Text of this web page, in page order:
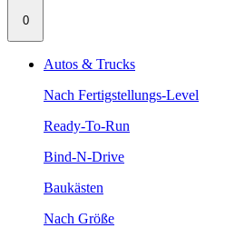
0
Autos & Trucks
Nach Fertigstellungs-Level
Ready-To-Run
Bind-N-Drive
Baukästen
Nach Größe